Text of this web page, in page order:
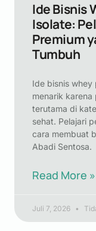
Ide Bisnis
Isolate:
Premium
Tumbuh
Ide bisnis whey
menarik karena
terutama di
sehat. Pelajari
cara membuat
Abadi Sentosa.
Read More »
Juli 7, 2026